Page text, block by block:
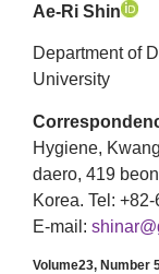
Ae-Ri Shin
Department of
University
Hygiene,
daero, 419
Korea. Tel:
E-mail:
Volume23, Number